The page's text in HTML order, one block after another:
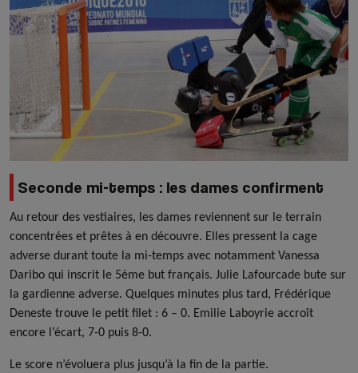
Seconde mi-temps : les dames confirment
Au retour des vestiaires, les dames reviennent sur le terrain
concentrées et prêtes à en découvre. Elles pressent la cage
adverse durant toute la mi-temps avec notamment Vanessa
Daribo qui inscrit le 5ème but français. Julie Lafourcade bute sur
la gardienne adverse. Quelques minutes plus tard, Frédérique
Deneste trouve le petit filet : 6 – 0. Emilie Laboyrie accroît
encore l’écart, 7-0 puis 8-0.
Le score n’évoluera plus jusqu’à la fin de la partie.